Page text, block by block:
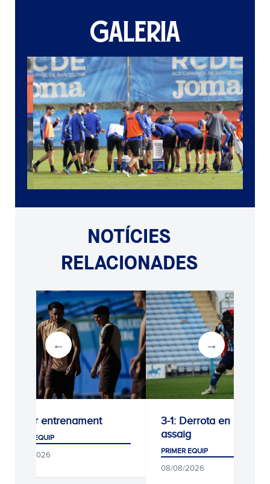
GALERIA
NOTÍCIES
RELACIONADES
Darrer entrenament
PRIMER EQUIP
09/08/2026
3-1: Derrota en l’últim
assaig
PRIMER EQUIP
08/08/2026